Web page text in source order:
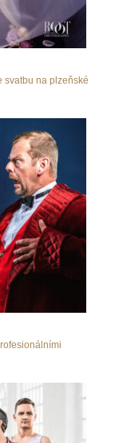
svatbu na plzeňské